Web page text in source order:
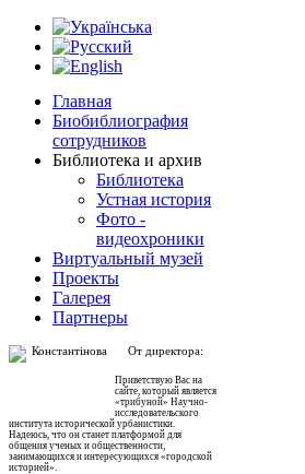
Главная
Биобиблиография
сотрудников
Библиотека и архив
Библиотека
Устная история
Фото -
видеохроники
Виртуальный музей
Проекты
Галерея
Партнеры
От директора:
Приветствую Вас на
сайте, который является
«трибуной» Научно-
исследовательского
института исторической урбанистики.
Надеюсь, что он станет платформой для
общения ученых и общественности,
занимающихся и интересующихся «городской
историей».